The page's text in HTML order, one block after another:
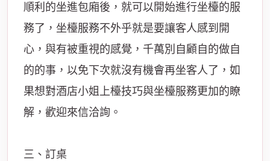
順利的坐進包廂後，就可以開始進行坐檯的服
務了，坐檯服務不外乎就是要讓客人感到開
心，與有被重視的感覺，千萬別自顧自的做自
的的事，以免下次就沒有機會再坐客人了，如
果想對酒店小姐上檯技巧與坐檯服務更加的瞭
解，歡迎來信洽詢。
三、訂桌